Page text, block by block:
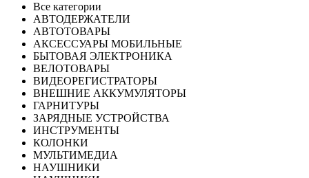
Все категории
АВТОДЕРЖАТЕЛИ
АВТОТОВАРЫ
АКСЕССУАРЫ МОБИЛЬНЫЕ
БЫТОВАЯ ЭЛЕКТРОНИКА
ВЕЛОТОВАРЫ
ВИДЕОРЕГИСТРАТОРЫ
ВНЕШНИЕ АККУМУЛЯТОРЫ
ГАРНИТУРЫ
ЗАРЯДНЫЕ УСТРОЙСТВА
ИНСТРУМЕНТЫ
КОЛОНКИ
МУЛЬТИМЕДИА
НАУШНИКИ